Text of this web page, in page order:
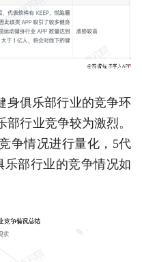
身俱乐部行业的竞争环
行业竞争较为激烈。
争情况进行量化，5代
部行业的竞争情况如